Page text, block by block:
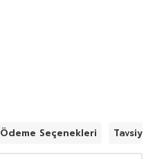
Ödeme Seçenekleri